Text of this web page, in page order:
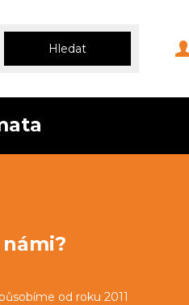
Hledat
od roku 2011